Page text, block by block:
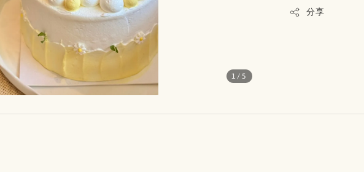
1/5
分享